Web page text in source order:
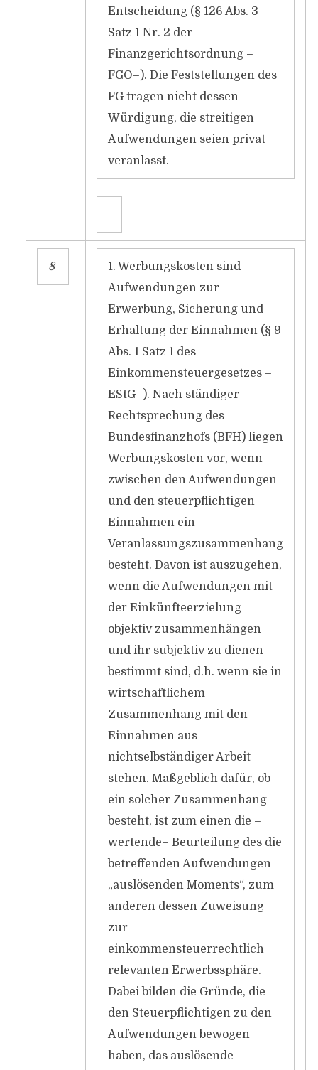
Entscheidung (§ 126 Abs. 3
Satz 1 Nr. 2 der
Finanzgerichtsordnung –
FGO–). Die Feststellungen des
FG tragen nicht dessen
Würdigung, die streitigen
Aufwendungen seien privat
veranlasst.
8
1. Werbungskosten sind
Aufwendungen zur
Erwerbung, Sicherung und
Erhaltung der Einnahmen (§ 9
Abs. 1 Satz 1 des
Einkommensteuergesetzes –
EStG–). Nach ständiger
Rechtsprechung des
Bundesfinanzhofs (BFH) liegen
Werbungskosten vor, wenn
zwischen den Aufwendungen
und den steuerpflichtigen
Einnahmen ein
Veranlassungszusammenhang
besteht. Davon ist auszugehen,
wenn die Aufwendungen mit
der Einkünfteerzielung
objektiv zusammenhängen
und ihr subjektiv zu dienen
bestimmt sind, d.h. wenn sie in
wirtschaftlichem
Zusammenhang mit den
Einnahmen aus
nichtselbständiger Arbeit
stehen. Maßgeblich dafür, ob
ein solcher Zusammenhang
besteht, ist zum einen die –
wertende– Beurteilung des die
betreffenden Aufwendungen
„auslösenden Moments“, zum
anderen dessen Zuweisung
zur
einkommensteuerrechtlich
relevanten Erwerbssphäre.
Dabei bilden die Gründe, die
den Steuerpflichtigen zu den
Aufwendungen bewogen
haben, das auslösende